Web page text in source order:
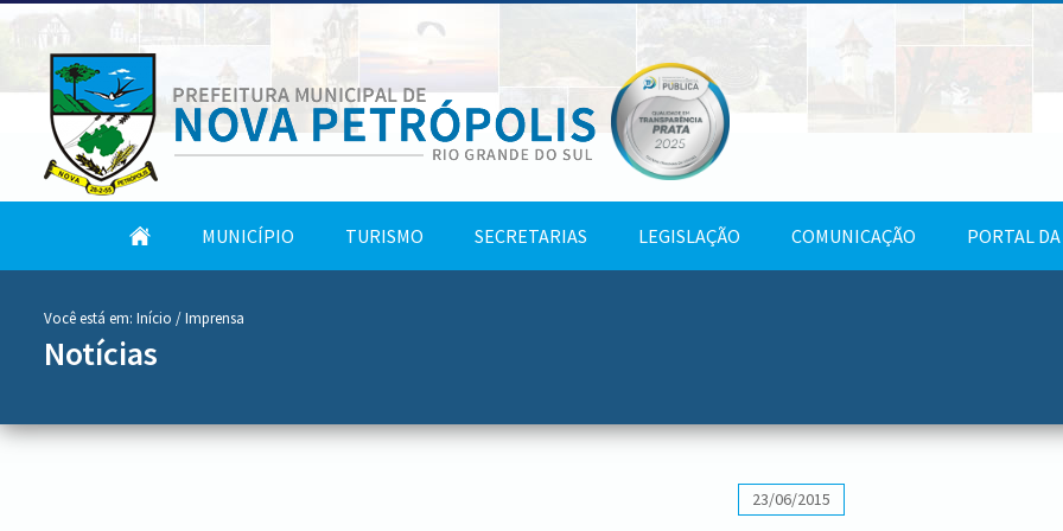
Tela
MUNICÍPIO TURISMO SECRETARIAS LEGISLAÇÃO COMUNICAÇÃO PORTAL
Você está em: Início / Imprensa
Notícias
23/06/2015